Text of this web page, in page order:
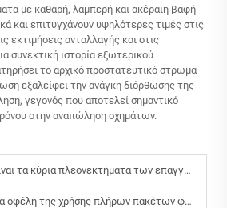
με καθαρή, λαμπερή και ακέραιη βαφή
και επιτυγχάνουν υψηλότερες τιμές στις
εκτιμήσεις ανταλλαγής και στις
συνεκτική ιστορία εξωτερικού
το αρχικό προστατευτικό στρώμα
εξαλείφει την ανάγκη διόρθωσης της
γεγονός που αποτελεί σημαντικό
στην αναπώληση οχημάτων.
πλεονεκτήματα των επαγγελματικών λύσεων καθαρισμού εξωτερικών επιφανειών;
χρήσης πλήρων πακέτων φροντίδας για την πλήρη συντήρηση του οχήματος;